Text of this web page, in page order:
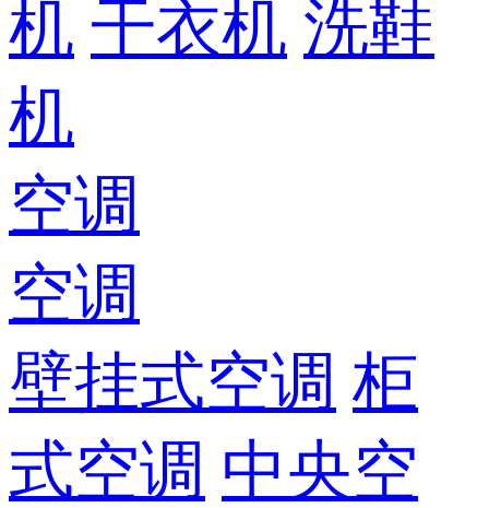
机 干衣机 洗鞋
机
空调
空调
壁挂式空调 柜
式空调 中央空